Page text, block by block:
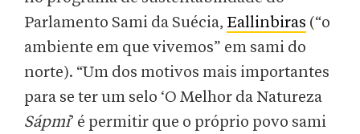
Parlamento Sami da Suécia, Eallinbiras (“o
ambiente em que vivemos” em sami do
norte). “Um dos motivos mais importantes
para se ter um selo ‘O Melhor da Natureza
Sápmi’ é permitir que o próprio povo sami